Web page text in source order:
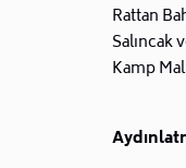
Rattan
Salıncak
Kamp